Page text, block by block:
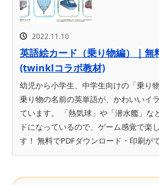
2022.11.10
英語絵カード（乗り物編）｜無
(twinklコラボ教材)
幼児から小学生、中学生向けの「乗り
乗り物の名前の英単語が、かわいいイ
ています。 「熱気球」や「潜水艦」な
ドになっているので、ゲーム感覚で楽
す！ 無料でPDFダウンロード・印刷が